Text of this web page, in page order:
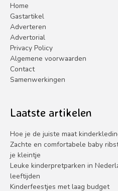
Home
Gastartikel
Adverteren
Advertorial
Privacy Policy
Algemene voorwaarden
Contact
Samenwerkingen
Laatste artikelen
Hoe je de juiste maat
Zachte en comfortabele baby
je kleintje
Leuke kinderpretparken in
leeftijden
Kinderfeestjes met laag budget